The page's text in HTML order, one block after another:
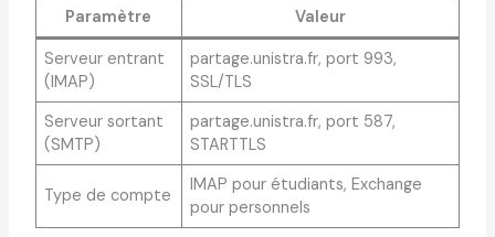
Paramètre
Valeur
Serveur entrant
(IMAP)
partage.unistra.fr, port 993,
SSL/TLS
Serveur sortant
(SMTP)
partage.unistra.fr, port 587,
STARTTLS
Type de compte
IMAP pour étudiants, Exchange
pour personnels